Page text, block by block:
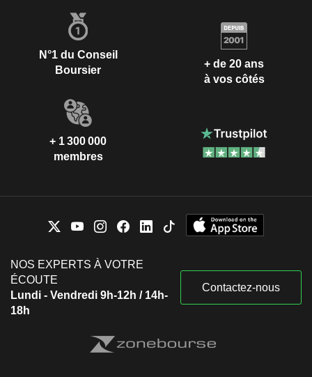
N°1 du Conseil
Boursier
+ de 20 ans
à vos côtés
+ 1 300 000
membres
NOS EXPERTS À VOTRE
ÉCOUTE
Lundi - Vendredi 9h-12h / 14h-
18h
Contactez-nous